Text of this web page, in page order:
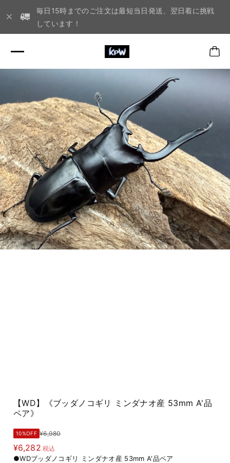
毎日15時までのご注文は最短当日発送、翌日着に挑戦
しています！
【WD】《ブッダノコギリ ミンダナオ産 53mm A'品
ペア》
10%OFF ¥6,980
¥6,282 税込
●WDブッダノコギリ ミンダナオ産 53mm A'品ペア